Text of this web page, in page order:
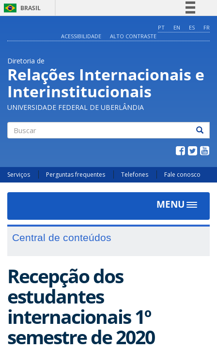
BRASIL
Comunica BR
Acesso à informação
Legislação
Canais
PT EN ES
FR
ACESSIBILIDADE
ALTO CONTRASTE
Diretoria de
Relações Internacionais e
Interinstitucionais
UNIVERSIDADE FEDERAL DE UBERLÂNDIA
Serviços Perguntas frequentes Telefones Fale conosco
MENU
Toggle
Central de conteúdos
Recepção dos
estudantes
internacionais 1º
semestre de 2020